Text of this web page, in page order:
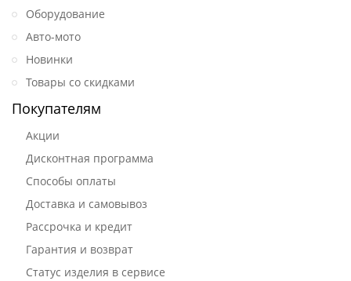
Оборудование
Авто-мото
Новинки
Товары со скидками
Покупателям
Акции
Дисконтная программа
Способы оплаты
Доставка и самовывоз
Рассрочка и кредит
Гарантия и возврат
Статус изделия в сервисе